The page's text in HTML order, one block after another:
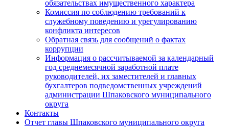
обязательствах имущественного характера
Комиссия по соблюдению требований к
служебному поведению и урегулированию
конфликта интересов
Обратная связь для сообщений о фактах
коррупции
Информация о рассчитываемой за календарный
год среднемесячной заработной плате
руководителей, их заместителей и главных
бухгалтеров подведомственных учреждений
администрации Шпаковского муниципального
округа
Контакты
Отчет главы Шпаковского муниципального округа